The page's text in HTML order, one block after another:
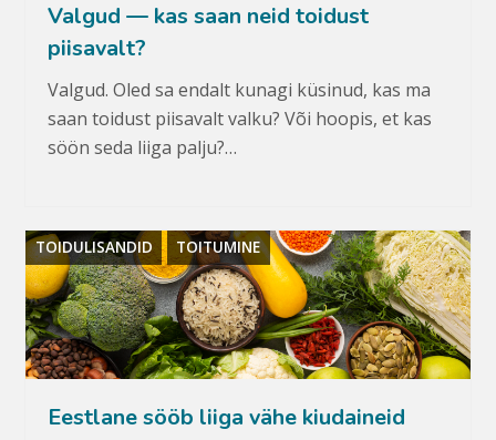
Valgud — kas saan neid toidust
piisavalt?
Valgud. Oled sa endalt kunagi küsinud, kas ma
saan toidust piisavalt valku? Või hoopis, et kas
söön seda liiga palju?…
TOIDULISANDID TOITUMINE
Eestlane sööb liiga vähe kiudaineid